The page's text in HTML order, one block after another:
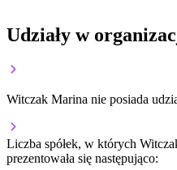
Udziały w
Witczak Marina nie posiada
Liczba spółek, w których
prezentowała się następująco: